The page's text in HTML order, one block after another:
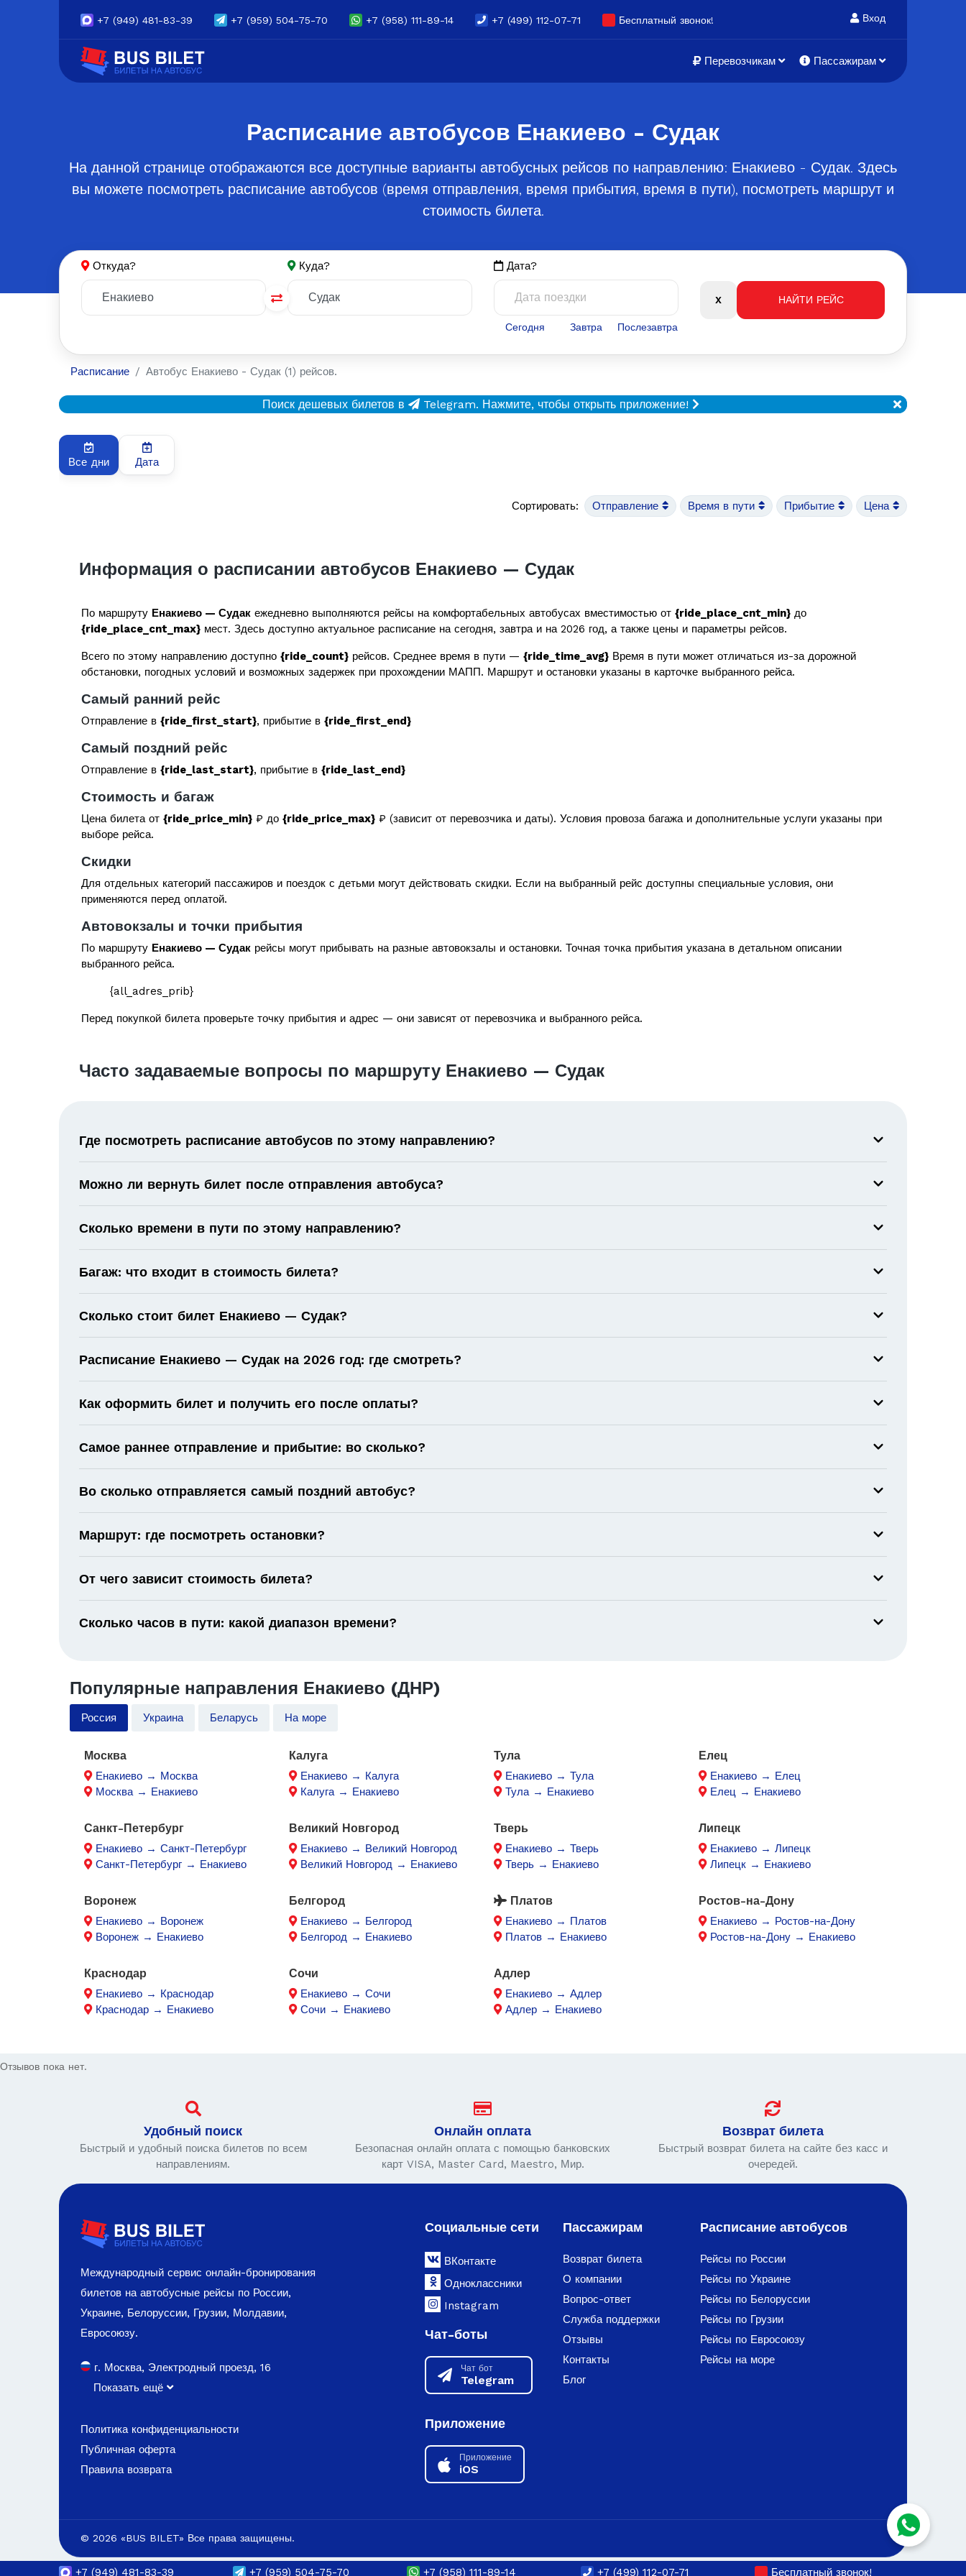
+7 (949) 481-83-39 +7 (959) 504-75-70 +7 (958) 111-89-14 +7 (499) 112-07-71 Бесплатный звонок! Вход
Перевозчикам Пассажирам
Расписание автобусов Енакиево - Судак
На данной странице отображаются все доступные варианты автобусных рейсов по направлению: Енакиево - Судак. Здесь
вы можете посмотреть расписание автобусов (время отправления, время прибытия, время в пути), посмотреть маршрут и
стоимость билета.
Откуда? Куда? Дата?
Сегодня Завтра Послезавтра
Расписание Автобус Енакиево - Судак (1) рейсов.
Поиск дешевых билетов в Telegram. Нажмите, чтобы открыть приложение!
Все дни Дата
Сортировать: Отправление Время в пути Прибытие Цена
Информация о расписании автобусов Енакиево — Судак
По маршруту Енакиево — Судак ежедневно выполняются рейсы на комфортабельных автобусах вместимостью от {ride_place_cnt_min} до
{ride_place_cnt_max} мест. Здесь доступно актуальное расписание на сегодня, завтра и на 2026 год, а также цены и параметры рейсов.
Всего по этому направлению доступно {ride_count} рейсов. Среднее время в пути — {ride_time_avg} Время в пути может отличаться из-за дорожной
обстановки, погодных условий и возможных задержек при прохождении МАПП. Маршрут и остановки указаны в карточке выбранного рейса.
Самый ранний рейс
Отправление в {ride_first_start}, прибытие в {ride_first_end}
Самый поздний рейс
Отправление в {ride_last_start}, прибытие в {ride_last_end}
Стоимость и багаж
Цена билета от {ride_price_min} ₽ до {ride_price_max} ₽ (зависит от перевозчика и даты). Условия провоза багажа и дополнительные услуги указаны при
выборе рейса.
Скидки
Для отдельных категорий пассажиров и поездок с детьми могут действовать скидки. Если на выбранный рейс доступны специальные условия, они
применяются перед оплатой.
Автовокзалы и точки прибытия
По маршруту Енакиево — Судак рейсы могут прибывать на разные автовокзалы и остановки. Точная точка прибытия указана в детальном описании
выбранного рейса.
{all_adres_prib}
Перед покупкой билета проверьте точку прибытия и адрес — они зависят от перевозчика и выбранного рейса.
Часто задаваемые вопросы по маршруту Енакиево — Судак
Где посмотреть расписание автобусов по этому направлению?
Можно ли вернуть билет после отправления автобуса?
Сколько времени в пути по этому направлению?
Багаж: что входит в стоимость билета?
Сколько стоит билет Енакиево — Судак?
Расписание Енакиево — Судак на 2026 год: где смотреть?
Как оформить билет и получить его после оплаты?
Самое раннее отправление и прибытие: во сколько?
Во сколько отправляется самый поздний автобус?
Маршрут: где посмотреть остановки?
От чего зависит стоимость билета?
Сколько часов в пути: какой диапазон времени?
Популярные направления Енакиево (ДНР)
Россия Украина Беларусь На море
Москва
Енакиево → Москва
Москва → Енакиево
Калуга
Енакиево → Калуга
Калуга → Енакиево
Тула
Енакиево → Тула
Тула → Енакиево
Елец
Енакиево → Елец
Елец → Енакиево
Санкт-Петербург
Енакиево → Санкт-Петербург
Санкт-Петербург → Енакиево
Великий Новгород
Енакиево → Великий Новгород
Великий Новгород → Енакиево
Тверь
Енакиево → Тверь
Тверь → Енакиево
Липецк
Енакиево → Липецк
Липецк → Енакиево
Воронеж
Енакиево → Воронеж
Воронеж → Енакиево
Белгород
Енакиево → Белгород
Белгород → Енакиево
Платов
Енакиево → Платов
Платов → Енакиево
Ростов-на-Дону
Енакиево → Ростов-на-Дону
Ростов-на-Дону → Енакиево
Краснодар
Енакиево → Краснодар
Краснодар → Енакиево
Сочи
Енакиево → Сочи
Сочи → Енакиево
Адлер
Енакиево → Адлер
Адлер → Енакиево
Отзывов пока нет.
Удобный поиск
Быстрый и удобный поиска билетов по всем
направлениям.
Онлайн оплата
Безопасная онлайн оплата с помощью банковских
карт VISA, Master Card, Maestro, Мир.
Возврат билета
Быстрый возврат билета на сайте без касс и
очередей.
Международный сервис онлайн-бронирования
билетов на автобусные рейсы по России,
Украине, Белоруссии, Грузии, Молдавии,
Евросоюзу.
г. Москва, Электродный проезд, 16
Показать ещё
Политика конфиденциальности
Публичная оферта
Правила возврата
Социальные сети
ВКонтакте
Одноклассники
Instagram
Чат-боты
Чат бот
Telegram
Приложение
Приложение
iOS
Пассажирам
Возврат билета
О компании
Вопрос-ответ
Служба поддержки
Отзывы
Контакты
Блог
Расписание автобусов
Рейсы по России
Рейсы по Украине
Рейсы по Белоруссии
Рейсы по Грузии
Рейсы по Евросоюзу
Рейсы на море
© 2026 «BUS BILET» Все права защищены.
+7 (949) 481-83-39 +7 (959) 504-75-70 +7 (958) 111-89-14 +7 (499) 112-07-71 Бесплатный звонок!